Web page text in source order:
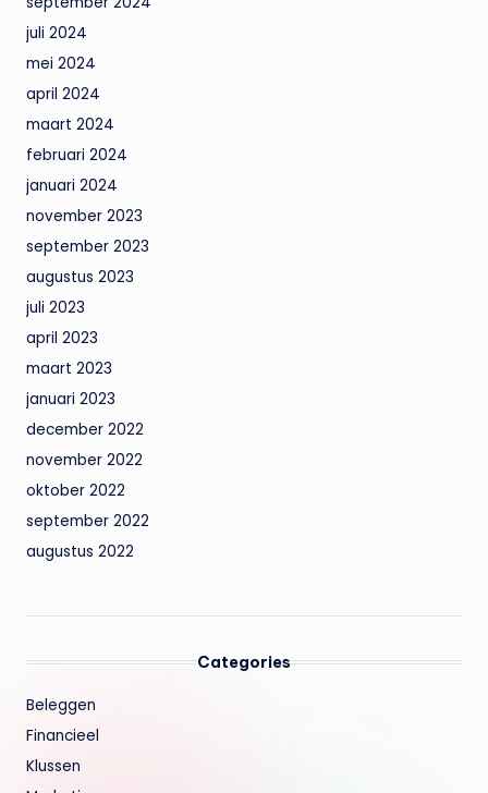
juli 2024
mei 2024
april 2024
maart 2024
februari 2024
januari 2024
november 2023
september 2023
augustus 2023
juli 2023
april 2023
maart 2023
januari 2023
december 2022
november 2022
oktober 2022
september 2022
augustus 2022
Categories
Beleggen
Financieel
Klussen